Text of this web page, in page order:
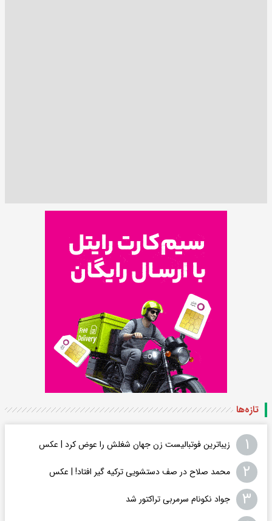
تازه‌ها
۱ زیباترین فوتبالیست زن جهان شغلش را عوض کرد | عکس
۲ محمد صلاح در صف دستشویی ترکیه گیر افتاد! | عکس
۳ جواد نکونام سرمربی تراکتور شد